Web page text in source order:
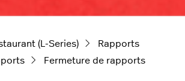
(L-Series)
Rapports
Fermeture de rapports